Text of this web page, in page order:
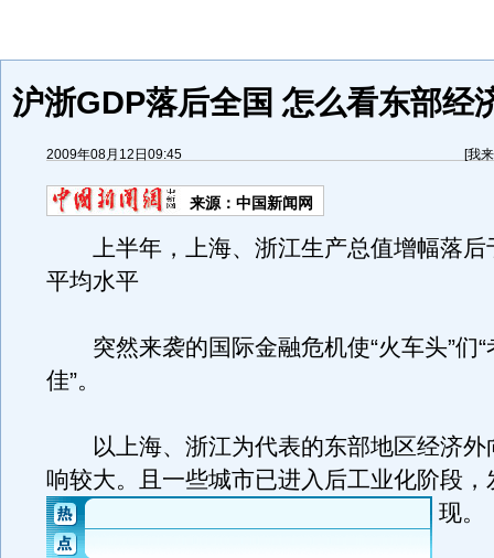
沪浙GDP落后全国 怎么看东部经
2009年08月12日09:45 [我
来源： 中国新闻网
上半年，上海、浙江生产总值增幅落后
平均水平
突然来袭的国际金融危机使“火车头”们“
佳”。
以上海、浙江为代表的东部地区经济外
响较大。且一些城市已进入后工业化阶段，
现。